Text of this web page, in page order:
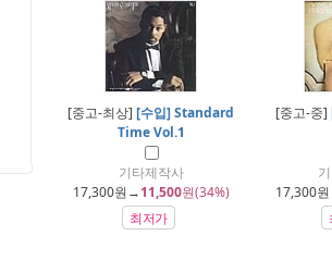
[중고-최상] [수입] Standard
Time Vol.1
기타제작사
17,300원→11,500원(34%)
최저가
[중고-중]
17,300